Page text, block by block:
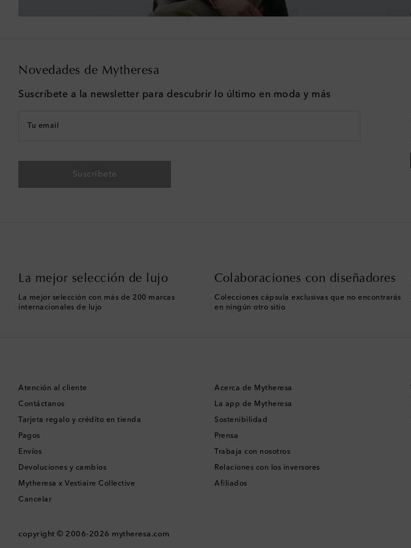
Novedades de Mytheresa
Suscríbete a la newsletter para descubrir lo último en moda y más
Tu email
Suscríbete
La mejor selección de lujo
La mejor selección con más de 200 marcas
internacionales de lujo
Colaboraciones con diseñadores
Colecciones cápsula exclusivas que no encontrarás
en ningún otro sitio
Atención al cliente
Contáctanos
Tarjeta regalo y crédito en tienda
Pagos
Envíos
Devoluciones y cambios
Mytheresa x Vestiaire Collective
Cancelar
Acerca de Mytheresa
La app de Mytheresa
Sostenibilidad
Prensa
Trabaja con nosotros
Relaciones con los inversores
Afiliados
copyright © 2006-2026 mytheresa.com